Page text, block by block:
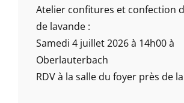
Atelier confitures et confection
de lavande :
Samedi 4 juillet 2026 à 14h00 à
Oberlauterbach
RDV à la salle du foyer près de